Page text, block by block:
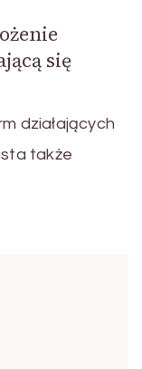
się
działających
także